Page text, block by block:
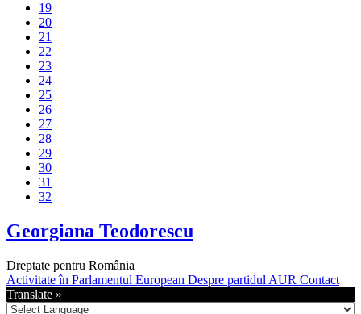
19
20
21
22
23
24
25
26
27
28
29
30
31
32
Georgiana Teodorescu
Dreptate pentru România
Activitate în Parlamentul European Despre partidul AUR Contact
Translate »